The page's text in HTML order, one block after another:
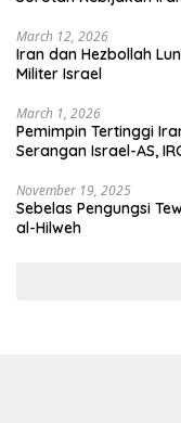
March 12, 2026
Iran dan Hezbollah
Militer Israel
March 1, 2026
Pemimpin Tertinggi
Serangan Israel-AS,
November 19, 2025
Sebelas Pengungsi
al-Hilweh